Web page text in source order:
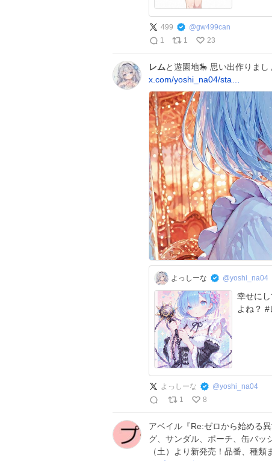
499 @gw499can
1
1 23
レムと遊園地🎠 思い出作りまし
x.com/yoshi_na04/sta…
よっしーな @yoshi_na04
幸せに
よっしーな @yoshi_na04
1
8
アベイル『Re:ゼロから始める
グ、サンダル、ポーチ、缶バッ
（土）より新発売！品番、種類